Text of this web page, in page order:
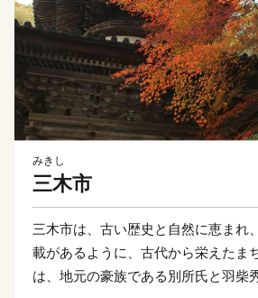
みきし
三木市
三木市は、古い歴史と自然に恵まれ
載があるように、古代から栄えたま
は、地元の豪族である別所氏と羽柴